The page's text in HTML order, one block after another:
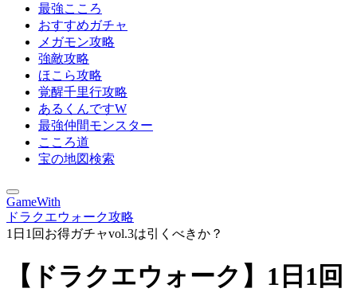
最強こころ
おすすめガチャ
メガモン攻略
強敵攻略
ほこら攻略
覚醒千里行攻略
あるくんですW
最強仲間モンスター
こころ道
宝の地図検索
GameWith
ドラクエウォーク攻略
1日1回お得ガチャvol.3は引くべきか？
【ドラクエウォーク】1日1回